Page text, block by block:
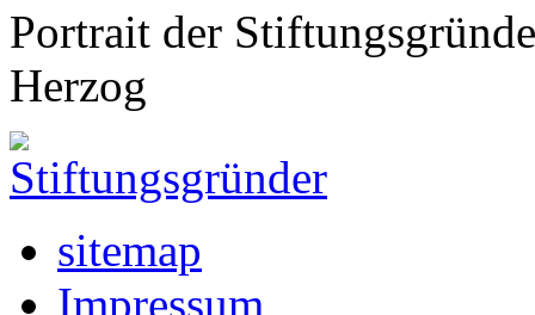
Portrait der
Herzog
sitemap
Impressum